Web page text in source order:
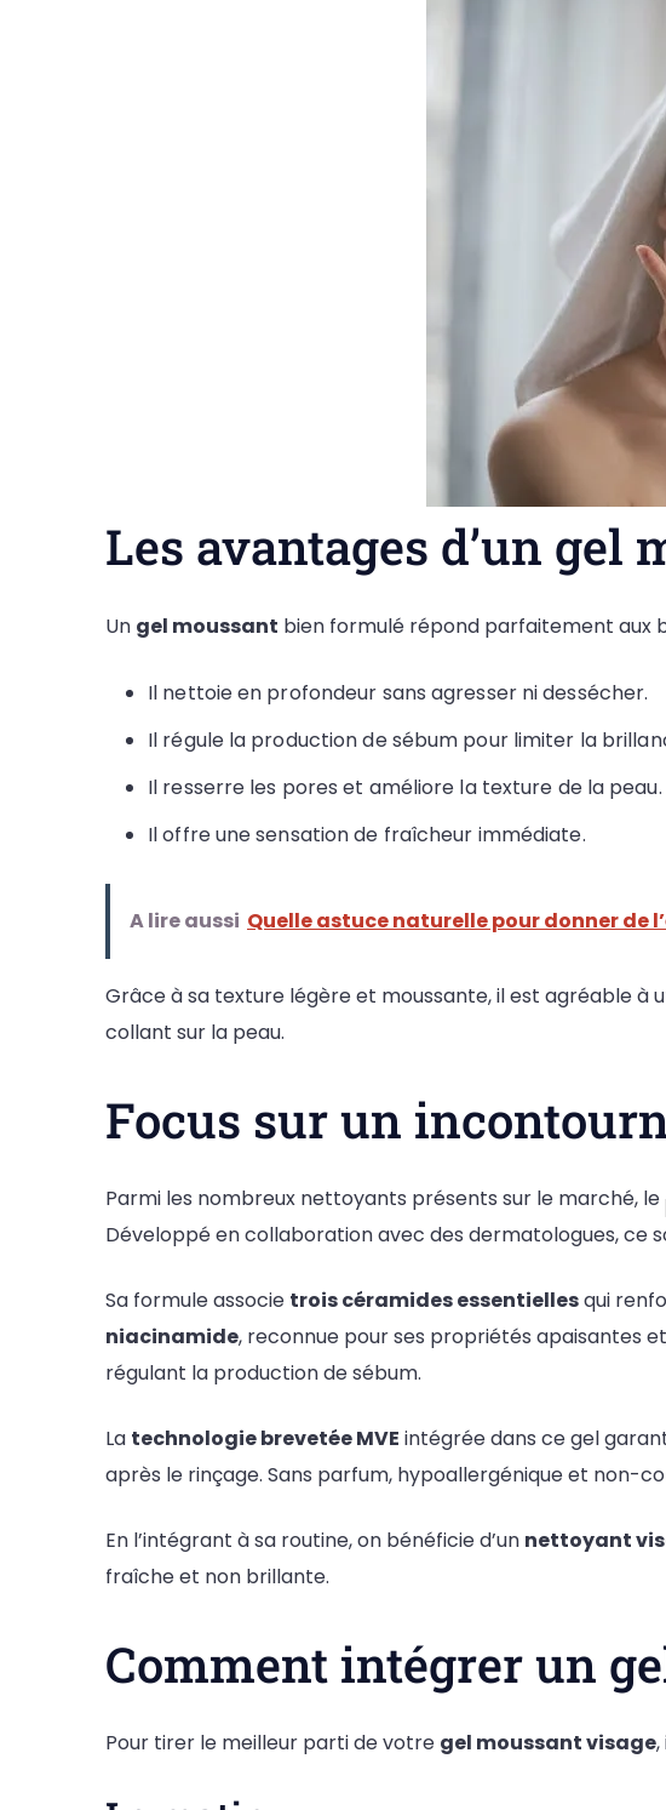
Les avantages d’un gel
Un gel moussant bien formulé répond parfaitement aux
Il nettoie en profondeur sans agresser ni dessécher.
Il régule la production de sébum pour limiter la
Il resserre les pores et améliore la texture de la peau.
Il offre une sensation de fraîcheur immédiate.
A lire aussi Quelle astuce naturelle pour donner de
Grâce à sa texture légère et moussante, il est agréable à
collant sur la peau.
Focus sur un
Parmi les nombreux nettoyants présents sur le marché, le
Développé en collaboration avec des dermatologues,
Sa formule associe trois céramides essentiellesqui
niacinamide, reconnue pour ses propriétés apaisantes
régulant la production de sébum.
La technologie brevetée MVE intégrée dans ce gel
après le rinçage. Sans parfum, hypoallergénique et non-
En l’intégrant à sa routine, on bénéficie d’un nettoyant
fraîche et non brillante.
Comment intégrer un
Pour tirer le meilleur parti de votre gel moussant visage